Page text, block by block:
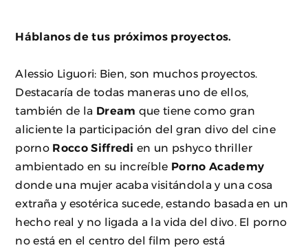
Háblanos de tus próximos proyectos.
Alessio Liguori: Bien, son muchos proyectos.
Destacaría de todas maneras uno de ellos,
también de la Dream que tiene como gran
aliciente la participación del gran divo del cine
porno Rocco Siffredi en un pshyco thriller
ambientado en su increíble Porno Academy
donde una mujer acaba visitándola y una cosa
extraña y esotérica sucede, estando basada en un
hecho real y no ligada a la vida del divo. El porno
no está en el centro del film pero está